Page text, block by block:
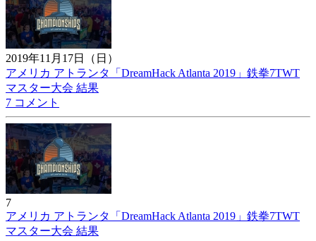
2019年11月17日（日）
アメリカ アトランタ「DreamHack Atlanta 2019」鉄拳7TWT
マスター大会 結果
7 コメント
7
アメリカ アトランタ「DreamHack Atlanta 2019」鉄拳7TWT
マスター大会 結果